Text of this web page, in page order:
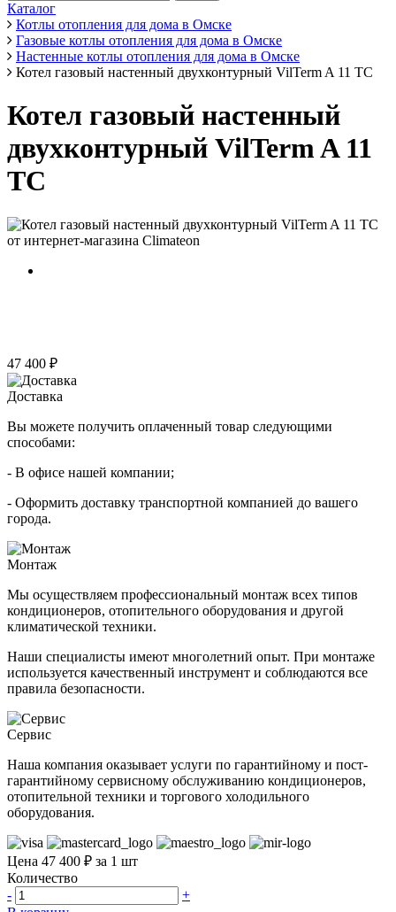
Каталог
Котлы отопления для дома в Омске
Газовые котлы отопления для дома в Омске
Настенные котлы отопления для дома в Омске
Котел газовый настенный двухконтурный VilTerm A 11 TC
Котел газовый настенный
двухконтурный VilTerm A 11
TC
47 400 ₽
Доставка
Вы можете получить оплаченный товар следующими
способами:
- В офисе нашей компании;
- Оформить доставку транспортной компанией до вашего
города.
Монтаж
Мы осуществляем профессиональный монтаж всех типов
кондиционеров, отопительного оборудования и другой
климатической техники.
Наши специалисты имеют многолетний опыт. При монтаже
используется качественный инструмент и соблюдаются все
правила безопасности.
Сервис
Наша компания оказывает услуги по гарантийному и пост-
гарантийному сервисному обслуживанию кондиционеров,
отопительной техники и торгового холодильного
оборудования.
Цена 47 400 ₽ за 1 шт
Количество
-
+